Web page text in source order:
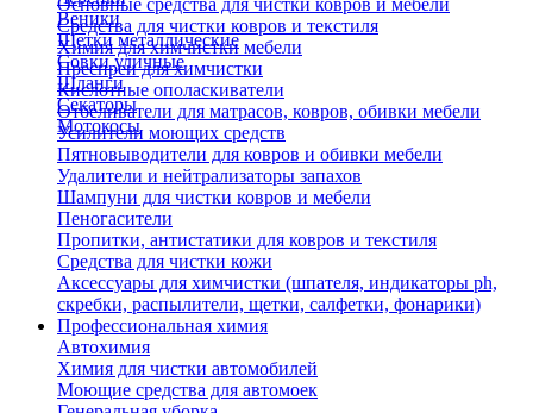
Веники
Щетки металлические
Совки уличные
Шланги
Секаторы
Мотокосы
Основные средства для чистки ковров и мебели
Средства для чистки ковров и текстиля
Химия для химчистки мебели
Преспреи для химчистки
Кислотные ополаскиватели
Отбеливатели для матрасов, ковров, обивки мебели
Усилители моющих средств
Пятновыводители для ковров и обивки мебели
Удалители и нейтрализаторы запахов
Шампуни для чистки ковров и мебели
Пеногасители
Пропитки, антистатики для ковров и текстиля
Средства для чистки кожи
Аксессуары для химчистки (шпателя, индикаторы ph,
скребки, распылители, щетки, салфетки, фонарики)
Профессиональная химия
Автохимия
Химия для чистки автомобилей
Моющие средства для автомоек